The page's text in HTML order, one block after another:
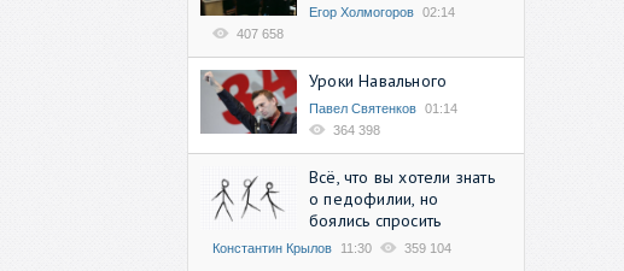
Егор Холмогоров 02:14
407 658
Уроки Навального
Павел Святенков 01:14
364 398
Всё, что вы хотели знать
о педофилии, но
боялись спросить
Константин Крылов 11:30 359 104